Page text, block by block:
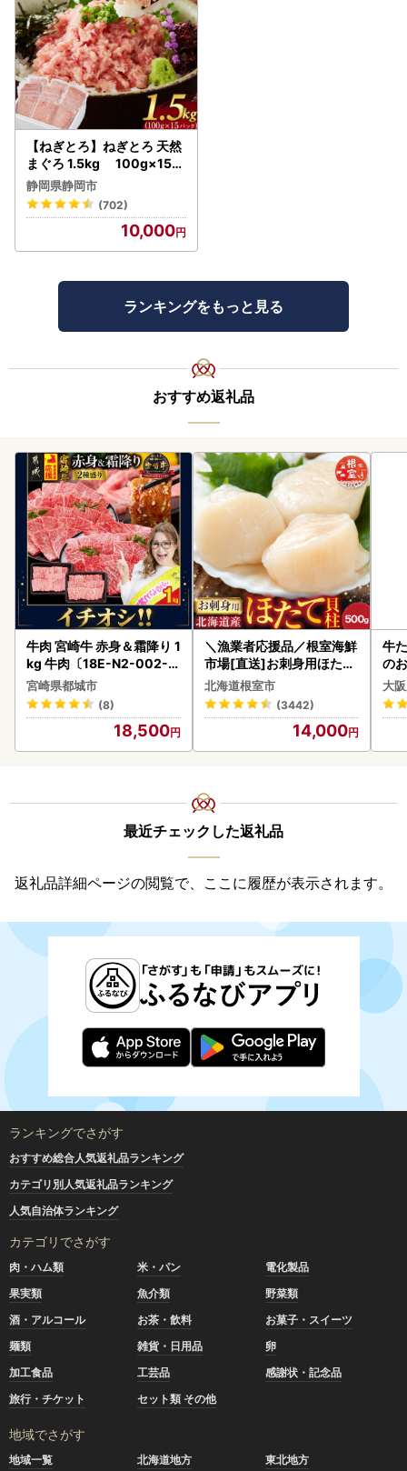
【ねぎとろ】ねぎとろ 天然
まぐろ 1.5kg 100g×15パ
ック
静岡県静岡市
(702)
10,000
ランキングをもっと見る
おすすめ返礼品
牛肉 宮崎牛 赤身＆霜降り 1
kg 牛肉〔18E-N2-002-1
kg-S4A6-CF〕
宮崎県都城市
(8)
18,500
＼漁業者応援品／根室海鮮
市場[直送]お刺身用ほたて
貝柱500g A-28002
北海道根室市
(3442)
14,000
牛
の
大
最近チェックした返礼品
返礼品詳細ページの閲覧で、ここに履歴が表示されます。
ランキングでさがす
おすすめ総合人気返礼品ランキング
カテゴリ別人気返礼品ランキング
人気自治体ランキング
カテゴリでさがす
肉・ハム類 米・パン
電化製品
果実類
魚介類
野菜類
酒・アルコール
お茶・飲料
お菓子・スイーツ
麺類
雑貨・日用品
卵
加工食品
工芸品
感謝状・記念品
旅行・チケット
セット類 その他
地域でさがす
地域一覧 北海道地方
東北地方